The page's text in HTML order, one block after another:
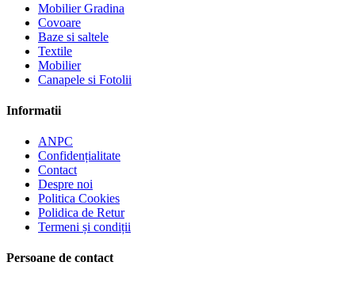
Mobilier Gradina
Covoare
Baze si saltele
Textile
Mobilier
Canapele si Fotolii
Informatii
ANPC
Confidențialitate
Contact
Despre noi
Politica Cookies
Polidica de Retur
Termeni și condiții
Persoane de contact